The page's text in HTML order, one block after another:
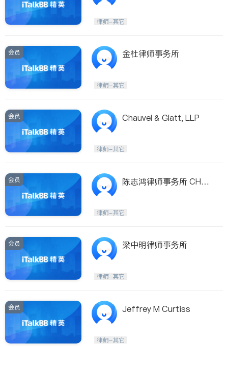
律师-其它
会员 金杜律师事务所
律师-其它
会员 Chauvel & Glatt, LLP
律师-其它
会员
陈志鸿律师事务所 CHA
律师-其它
会员 梁中明律师事务所
律师-其它
会员 Jeffrey M Curtiss
律师-其它